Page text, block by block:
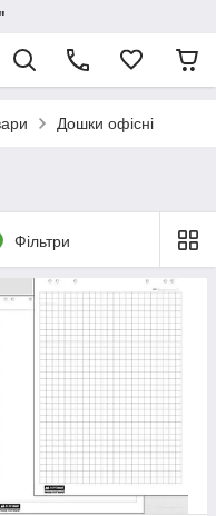
Дошки офісні
Фільтри